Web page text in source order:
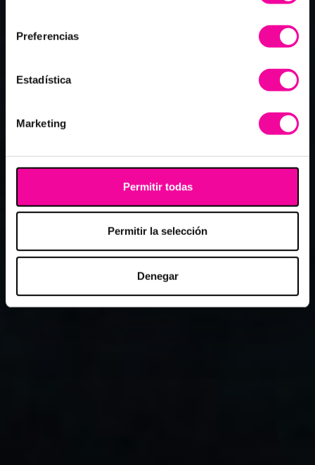
Preferencias
Estadística
Marketing
Permitir todas
Permitir la selección
Denegar